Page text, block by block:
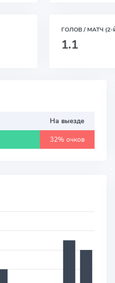
ГОЛОВ / МАТЧ
1.1
На выезде
32% очков